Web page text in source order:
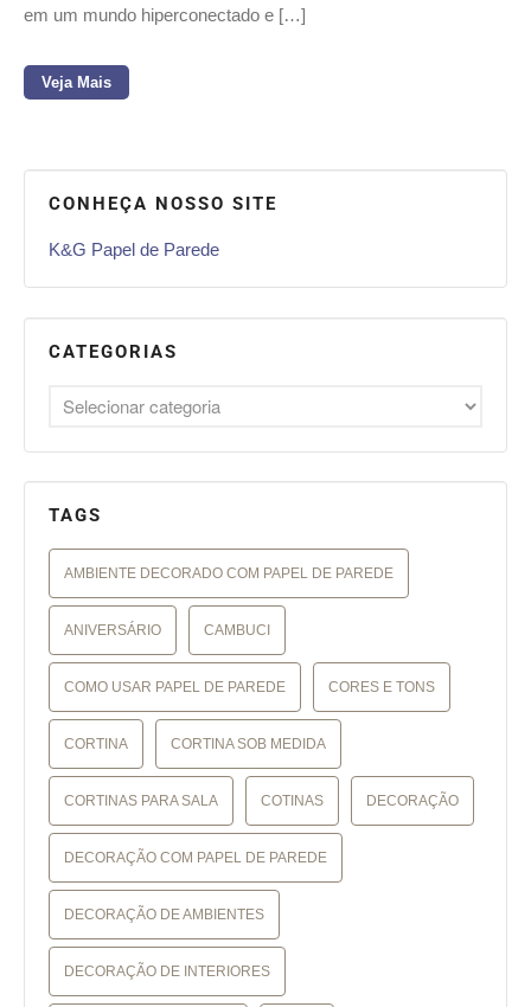
em um mundo hiperconectado e […]
Veja Mais
CONHEÇA NOSSO SITE
K&G Papel de Parede
CATEGORIAS
TAGS
AMBIENTE DECORADO COM PAPEL DE PAREDE
ANIVERSÁRIO CAMBUCI
COMO USAR PAPEL DE PAREDE CORES E TONS
CORTINA CORTINA SOB MEDIDA
CORTINAS PARA SALA COTINAS DECORAÇÃO
DECORAÇÃO COM PAPEL DE PAREDE
DECORAÇÃO DE AMBIENTES
DECORAÇÃO DE INTERIORES